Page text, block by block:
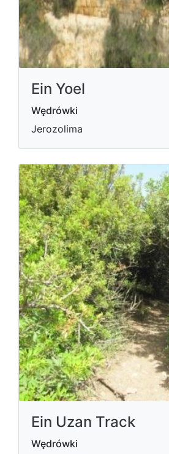
Ein Yoel
Wędrówki
Jerozolima
Ein Uzan Track
Wędrówki